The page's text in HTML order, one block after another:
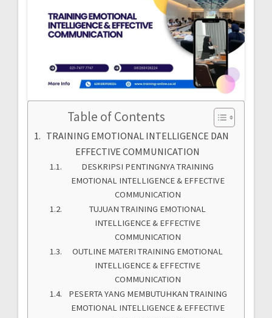
Table of Contents
TRAINING EMOTIONAL INTELLIGENCE DAN
EFFECTIVE COMMUNICATION
DESKRIPSI PENTINGNYA TRAINING
EMOTIONAL INTELLIGENCE & EFFECTIVE
COMMUNICATION
TUJUAN TRAINING EMOTIONAL
INTELLIGENCE & EFFECTIVE
COMMUNICATION
OUTLINE MATERI TRAINING EMOTIONAL
INTELLIGENCE & EFFECTIVE
COMMUNICATION
PESERTA YANG MEMBUTUHKAN TRAINING
EMOTIONAL INTELLIGENCE & EFFECTIVE